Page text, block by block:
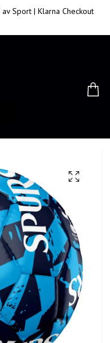
Sport | Klarna Checkout